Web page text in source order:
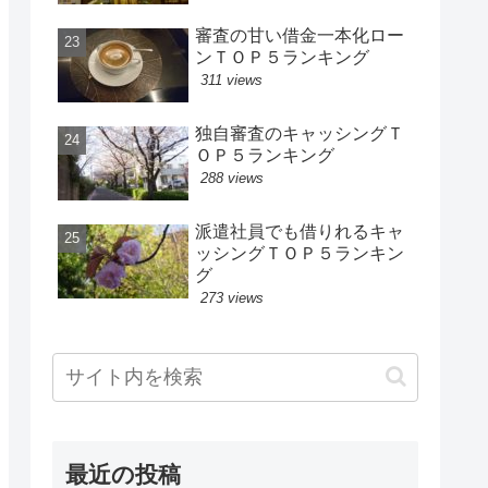
審査の甘い借金一本化ロー
ンＴＯＰ５ランキング
311 views
独自審査のキャッシングＴ
ＯＰ５ランキング
288 views
派遣社員でも借りれるキャ
ッシングＴＯＰ５ランキン
グ
273 views
最近の投稿